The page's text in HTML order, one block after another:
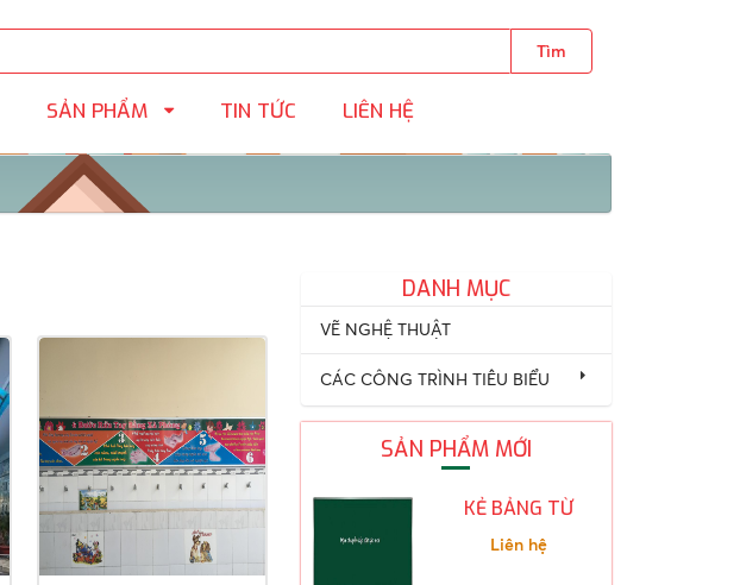
Tìm
SẢN PHẨM TIN TỨC LIÊN HỆ
DANH MỤC
VẼ NGHỆ THUẬT
CÁC CÔNG TRÌNH TIÊU BIỂU
SẢN PHẨM MỚI
KẺ BẢNG TỪ
Liên hệ